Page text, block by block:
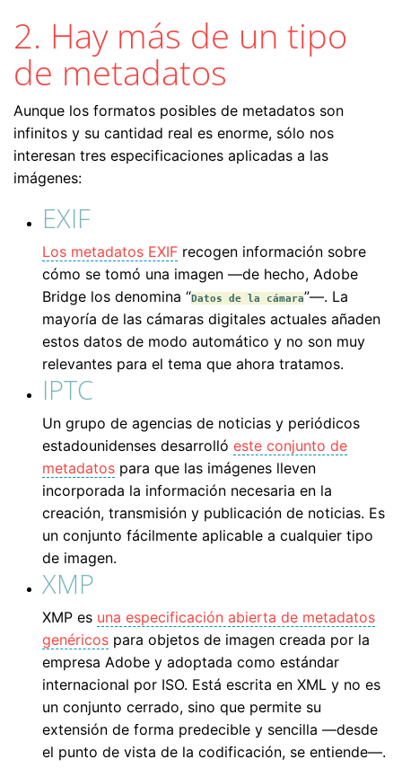
2. Hay más de un tipo
de metadatos
Aunque los formatos posibles de metadatos son
infinitos y su cantidad real es enorme, sólo nos
interesan tres especificaciones aplicadas a las
imágenes:
EXIF
Los metadatos EXIF recogen información sobre
cómo se tomó una imagen —de hecho, Adobe
Bridge los denomina “Datos de la cámara”—. La
mayoría de las cámaras digitales actuales añaden
estos datos de modo automático y no son muy
relevantes para el tema que ahora tratamos.
IPTC
Un grupo de agencias de noticias y periódicos
estadounidenses desarrolló este conjunto de
metadatos para que las imágenes lleven
incorporada la información necesaria en la
creación, transmisión y publicación de noticias. Es
un conjunto fácilmente aplicable a cualquier tipo
de imagen.
XMP
XMP es una especificación abierta de metadatos
genéricos para objetos de imagen creada por la
empresa Adobe y adoptada como estándar
internacional por ISO. Está escrita en XML y no es
un conjunto cerrado, sino que permite su
extensión de forma predecible y sencilla —desde
el punto de vista de la codificación, se entiende—.